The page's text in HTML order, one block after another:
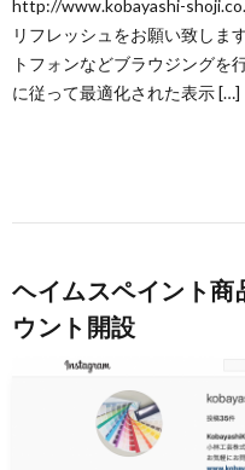
http://www.kobayashi-
リフレッシュをお願い致しま
トフォンなどブラウジングを
に従って最適化された表示 […]
ヘイムスペイント商
ウント開設